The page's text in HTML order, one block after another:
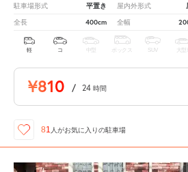
駐車場形式 平置き 屋内外形式
全長 400cm 全幅
軽 コ 中型 ボックス SUV 大型車
¥810 / 24 時間
81 人がお気に入りの駐車場